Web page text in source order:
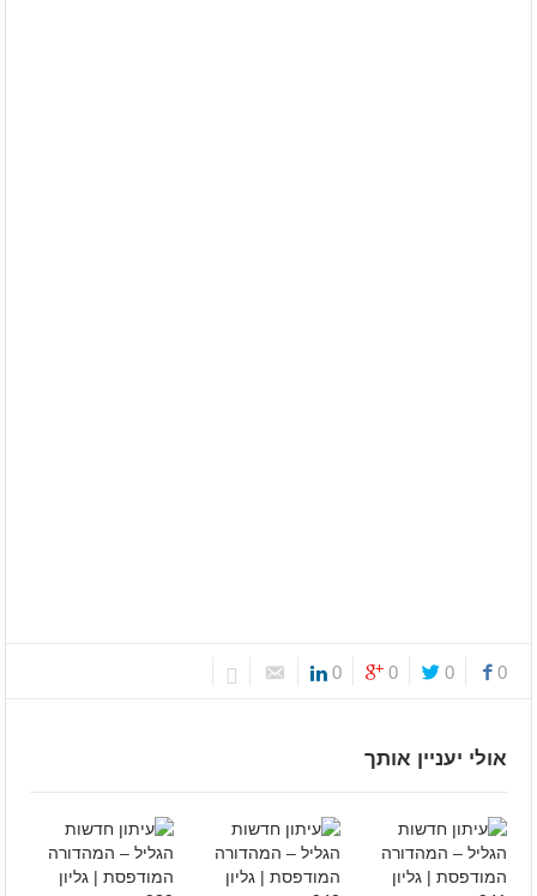
0
0
0
0
אולי יעניין אותך